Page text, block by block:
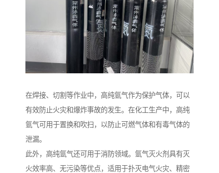
在焊接、切割等作业中，高纯氩气作为保护气体，可以
有效防止火灾和爆炸事故的发生。在化工生产中，高纯
氩气可用于置换和吹扫，以防止可燃气体和有毒气体的
泄漏。
此外，高纯氩气还可用于消防领域。氩气灭火剂具有灭
火效率高、无污染等优点，适用于扑灭电气火灾、精密